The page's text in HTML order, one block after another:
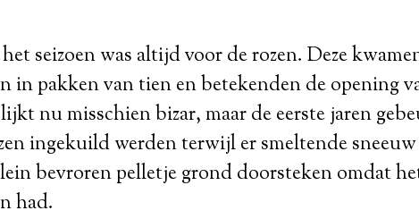
seizoen was altijd voor de rozen. Deze
in pakken van tien en betekenden de opening
nu misschien bizar, maar de eerste jaren
ingekuild werden terwijl er smeltende
bevroren pelletje grond doorsteken omdat
had.